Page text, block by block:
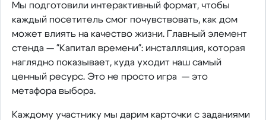
Мы подготовили интерактивный формат, чтобы
каждый посетитель смог почувствовать, как дом
может влиять на качество жизни. Главный элемент
стенда — "Капитал времени": инсталляция, которая
наглядно показывает, куда уходит наш самый
ценный ресурс. Это не просто игра — это
метафора выбора.
Каждому участнику мы дарим карточки с заданиями